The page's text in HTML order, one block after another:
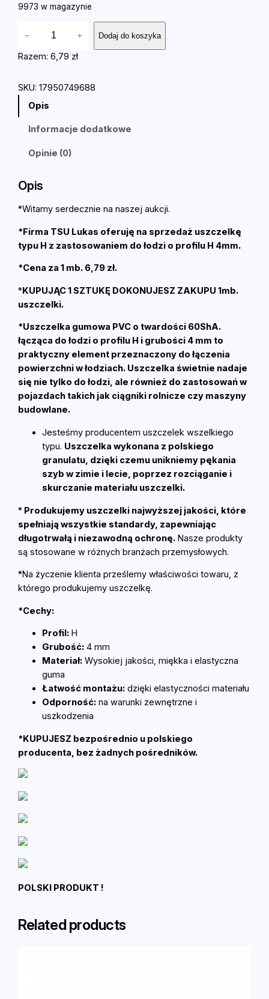
9973 w magazynie
o
ć
U
l
k
a
u
m
o
a
P
C
ł
ą
c
z
ą
c
z
i
p
r
i
l
− + Dodaj do koszyka
Razem:6,79 zł
SKU: 17950749688
Opis
Informacje dodatkowe
Opinie (0)
Opis
*Witamy serdecznie na naszej aukcji.
*Firma TSU Lukas oferuję na sprzedaż uszczelkę
typu H z zastosowaniem do łodzi o profilu H 4mm.
*Cena za 1 mb. 6,79 zł.
*KUPUJĄC 1 SZTUKĘ DOKONUJESZ ZAKUPU 1mb.
uszczelki.
*Uszczelka gumowa PVC o twardości 60ShA.
łącząca do łodzi o profilu H i grubości 4 mm to
praktyczny element przeznaczony do łączenia
powierzchni w łodziach. Uszczelka świetnie nadaje
się nie tylko do łodzi, ale również do zastosowań w
pojazdach takich jak ciągniki rolnicze czy maszyny
budowlane.
Jesteśmy producentem uszczelek wszelkiego
typu. Uszczelka wykonana z polskiego
granulatu, dzięki czemu unikniemy pękania
szyb w zimie i lecie, poprzez rozciąganie i
skurczanie materiału uszczelki.
* Produkujemy uszczelki najwyższej jakości, które
spełniają wszystkie standardy, zapewniając
długotrwałą i niezawodną ochronę. Nasze produkty
są stosowane w różnych branżach przemysłowych.
*Na życzenie klienta prześlemy właściwości towaru, z
którego produkujemy uszczelkę.
*Cechy:
Profil: H
Grubość: 4 mm
Materiał: Wysokiej jakości, miękka i elastyczna
guma
Łatwość montażu: dzięki elastyczności materiału
Odporność: na warunki zewnętrzne i
uszkodzenia
*KUPUJESZ bezpośrednio u polskiego
producenta, bez żadnych pośredników.
POLSKI PRODUKT !
Related products